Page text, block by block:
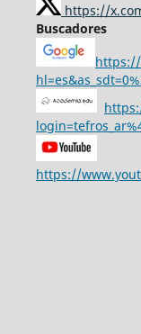
https://
Buscadores
https://